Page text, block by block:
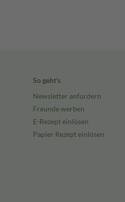
So geht's
Newsletter anfordern
Freunde werben
E-Rezept einlösen
Papier Rezept einlösen